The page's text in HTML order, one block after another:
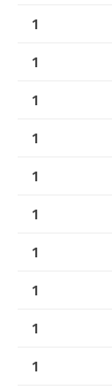
1
1
1
1
1
1
1
1
1
1